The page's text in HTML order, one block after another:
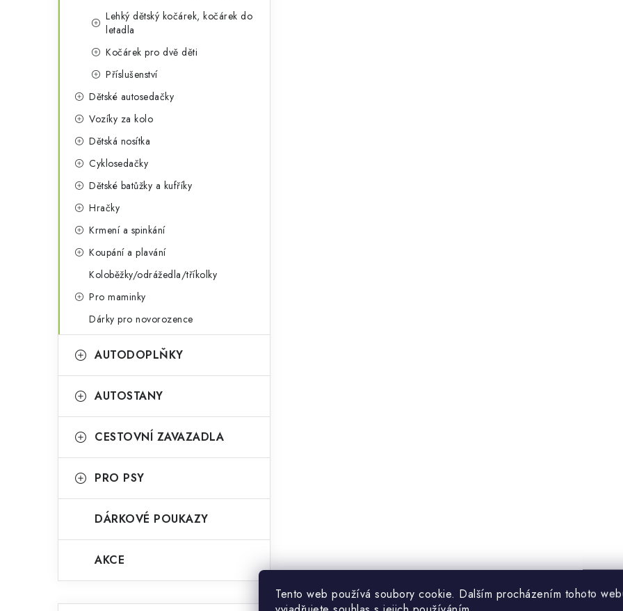
Tento web používá soubory cookie. Dalším procházením tohoto
Lehký dětský kočárek, kočárek do
letadla
Kočárek pro dvě děti
Příslušenství
Dětské autosedačky
Vozíky za kolo
Dětská nosítka
Cyklosedačky
Dětské batůžky a kufříky
Hračky
Krmení a spinkání
Koupání a plavání
Koloběžky/odrážedla/tříkolky
Pro maminky
Dárky pro novorozence
AUTODOPLŇKY
AUTOSTANY
CESTOVNÍ ZAVAZADLA
PRO PSY
DÁRKOVÉ POUKAZY
AKCE